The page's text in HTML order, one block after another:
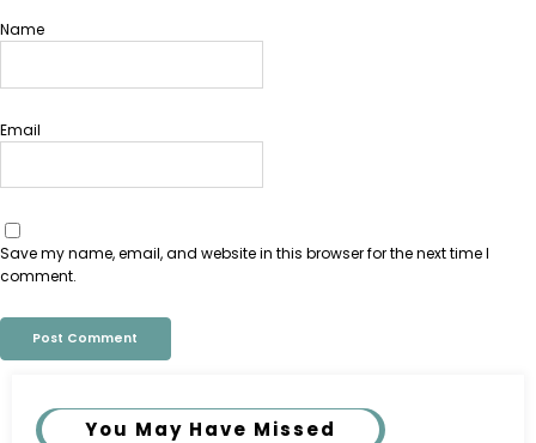
Name
Email
Save my name, email, and website in this browser for the next time I
comment.
You May Have Missed